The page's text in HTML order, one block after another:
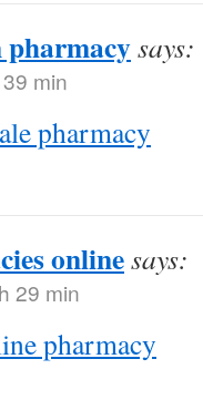
pharmacysays:
min
pharmacy
onlinesays:
29 min
pharmacy